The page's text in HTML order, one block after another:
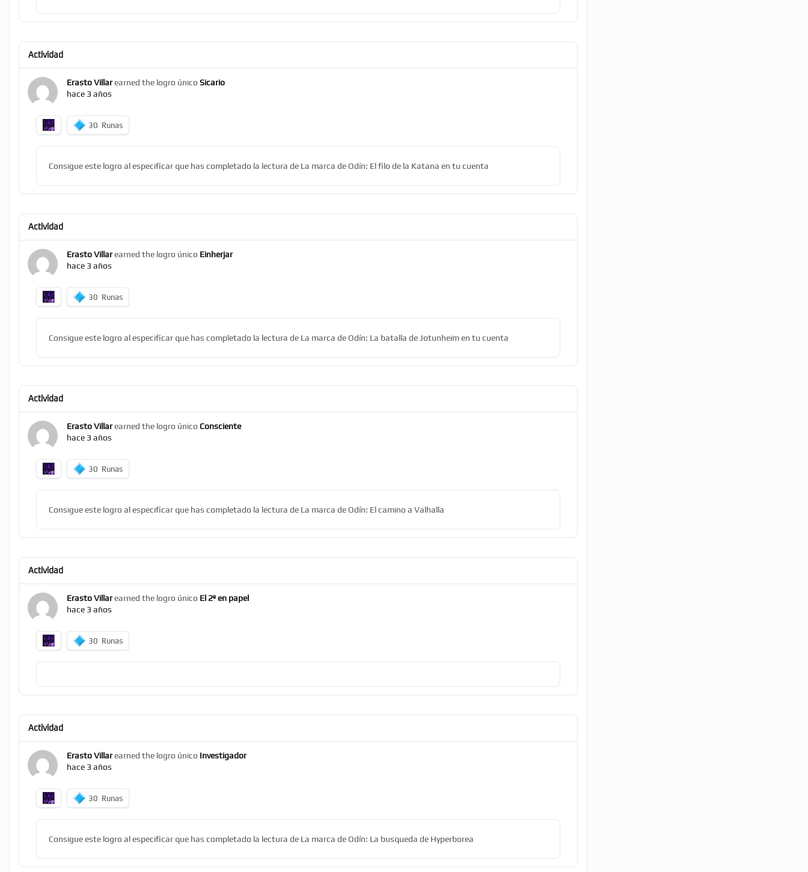
Actividad
Erasto Villarearned the logro único Sicario
hace 3 años
30 Runas
Consigue este logro al especificar que has completado la lectura de La marca de Odín: El filo de la Katana en tu cuenta
Actividad
Erasto Villarearned the logro único Einherjar
hace 3 años
30 Runas
Consigue este logro al especificar que has completado la lectura de La marca de Odín: La batalla de Jotunheim en tu cuenta
Actividad
Erasto Villarearned the logro único Consciente
hace 3 años
30 Runas
Consigue este logro al especificar que has completado la lectura de La marca de Odín: El camino a Valhalla
Actividad
Erasto Villarearned the logro único El 2º en papel
hace 3 años
30 Runas
Actividad
Erasto Villarearned the logro único Investigador
hace 3 años
30 Runas
Consigue este logro al especificar que has completado la lectura de La marca de Odín: La busqueda de Hyperborea